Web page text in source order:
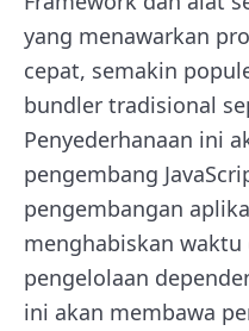
yang menawarkan
cepat, semakin
bundler tradisional
Penyederhanaan ini
pengembang
pengembangan
menghabiskan
pengelolaan
ini akan membawa